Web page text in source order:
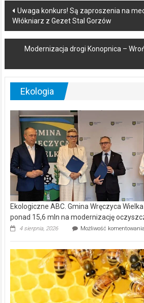
Post
navigation
Uwaga konkurs! Są zaproszenia na
Włókniarz z Gezet Stal Gorzów
Modernizacja drogi Konopnica –
Ekologia
Ekologiczne ABC. Gmina Wręczyca
ponad 15,6 mln na modernizację
4 sierpnia, 2026 Możliwość komentowania